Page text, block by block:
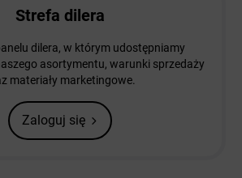
Strefa dilera
dilera, w którym udostępniamy
asortymentu, warunki sprzedaży
materiały marketingowe.
Zaloguj się